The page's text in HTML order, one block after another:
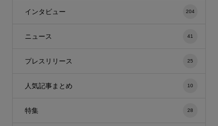
インタビュー 204
ニュース 41
プレスリリース 25
人気記事まとめ 10
特集 28